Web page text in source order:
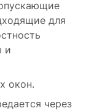
для
и
окон.
через